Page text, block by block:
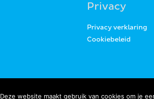
Privacy
Privacy verklaring
Cookiebeleid
Deze website maakt gebruik van cookies om je